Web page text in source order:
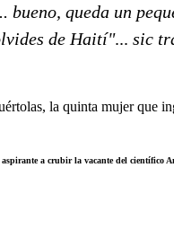
bueno, queda un
de Haití"... sic
la quinta mujer que
a crubir la vacante del científico